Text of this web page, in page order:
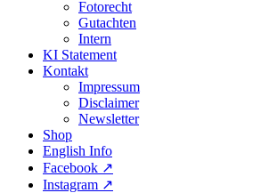
Fotorecht
Gutachten
Intern
KI Statement
Kontakt
Impressum
Disclaimer
Newsletter
Shop
English Info
Facebook ↗︎
Instagram ↗︎